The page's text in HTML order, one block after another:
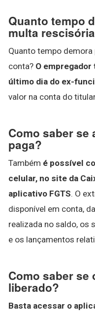
Quanto tempo
multa
Quanto tempo
conta? O
último dia do ex-
valor na conta do
Como saber
paga?
Também é possível
celular, no site da
aplicativo FGTS. O
disponível em conta,
realizada no saldo, os
e os lançamentos
Como saber se
liberado?
Basta acessar o